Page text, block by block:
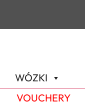
WÓZKI
VOUCHERY